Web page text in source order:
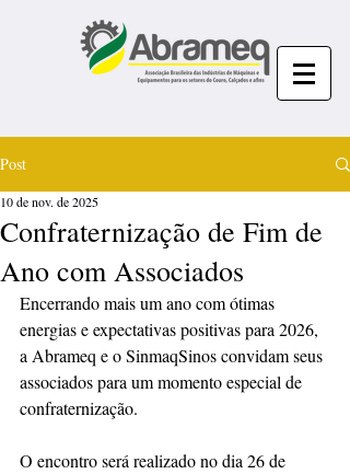
Post
Confraternização de Fim de
Ano com Associados
10 de nov. de 2025
Encerrando mais um ano com ótimas
energias e expectativas positivas para 2026,
a Abrameq e o SinmaqSinos convidam seus
associados para um momento especial de
confraternização.
O encontro será realizado no dia 26 de